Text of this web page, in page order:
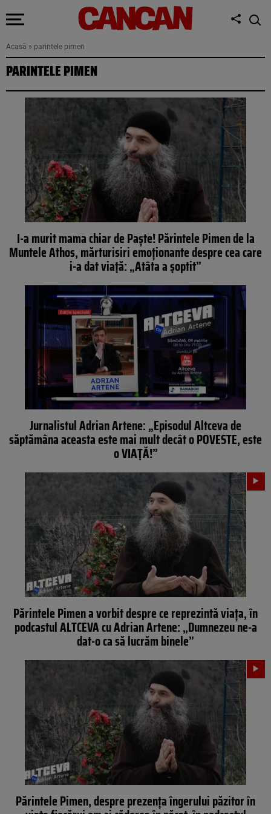
Acasă » parintele pimen
PARINTELE PIMEN
I-a murit mama chiar de Paște! Părintele Pimen de la
Muntele Athos, mărturisiri emoționante despre cea care
i-a dat viață: „Atâta a șoptit”
Jurnalistul Adrian Artene: „Episodul Altceva de
săptămâna aceasta este mai mult decât o POVESTE, este
o VIAȚĂ!”
Părintele Pimen a vorbit despre ce reprezintă viața, în
podcastul ALTCEVA cu Adrian Artene: „Dumnezeu ne-a
dat-o ca să lucrăm binele”
Părintele Pimen, despre prezența îngerului păzitor în